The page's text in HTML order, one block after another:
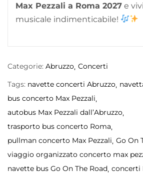
Max Pezzali a Roma 2027 e
musicale indimenticabile!
Categorie: Abruzzo Concerti
Tags: navette concerti Abruzzo
bus concerto Max Pezzali
autobus Max Pezzali dall’Abruzzo
trasporto bus concerto Roma
pullman concerto Max Pezzali Go On
viaggio organizzato concerto max
navette bus Go On The Road concerti